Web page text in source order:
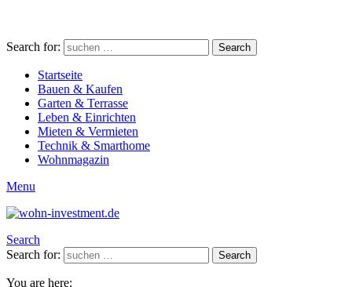
Search for: Search
Startseite
Bauen & Kaufen
Garten & Terrasse
Leben & Einrichten
Mieten & Vermieten
Technik & Smarthome
Wohnmagazin
Menu
Search
Search for:
Search
You are here: